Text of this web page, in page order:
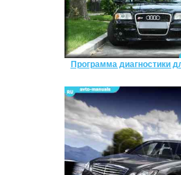
Программа диагностики